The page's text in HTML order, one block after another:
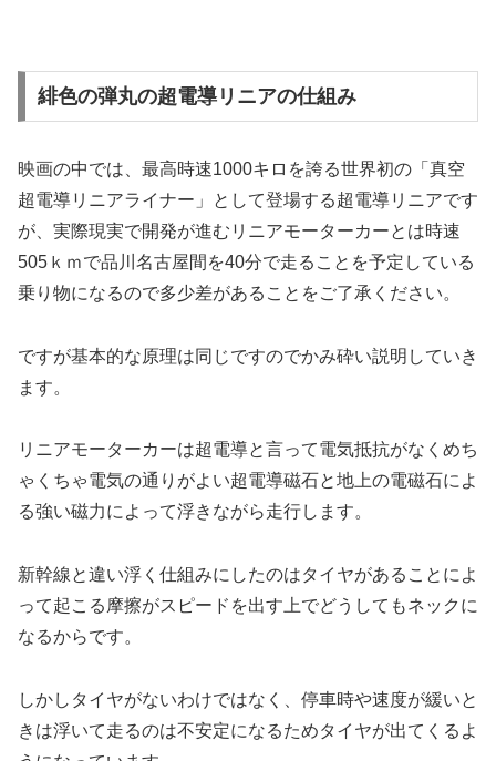
緋色の弾丸の超電導リニアの仕組み
映画の中では、最高時速1000キロを誇る世界初の「真空
超電導リニアライナー」として登場する超電導リニアです
が、実際現実で開発が進むリニアモーターカーとは時速
505ｋｍで品川名古屋間を40分で走ることを予定している
乗り物になるので多少差があることをご了承ください。
ですが基本的な原理は同じですのでかみ砕い説明していき
ます。
リニアモーターカーは超電導と言って電気抵抗がなくめち
ゃくちゃ電気の通りがよい超電導磁石と地上の電磁石によ
る強い磁力によって浮きながら走行します。
新幹線と違い浮く仕組みにしたのはタイヤがあることによ
って起こる摩擦がスピードを出す上でどうしてもネックに
なるからです。
しかしタイヤがないわけではなく、停車時や速度が緩いと
きは浮いて走るのは不安定になるためタイヤが出てくるよ